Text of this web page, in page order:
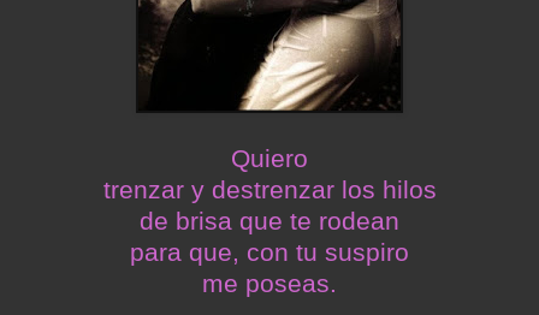
Quiero
trenzar y destrenzar los hilos
de brisa que te rodean
para que, con tu suspiro
me poseas.